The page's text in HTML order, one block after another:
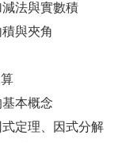
法與實數積
與夾角
本概念
定理、因式分解